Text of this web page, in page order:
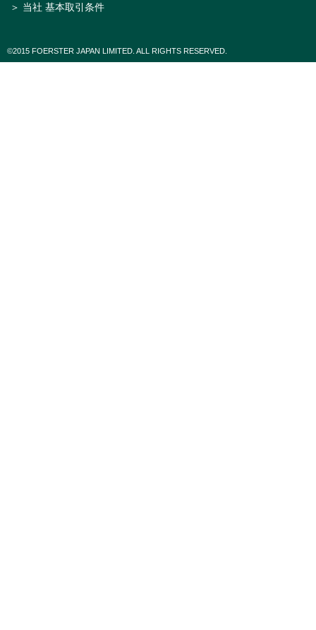
＞ 当社 基本取引条件
©2015 FOERSTER JAPAN LIMITED. ALL RIGHTS RESERVED.